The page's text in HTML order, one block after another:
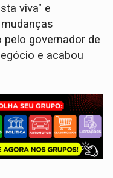
viva" e
governador de
e acabou